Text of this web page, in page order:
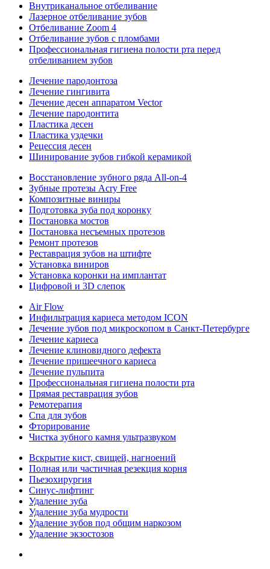
Внутриканальное отбеливание
Лазерное отбеливание зубов
Отбеливание Zoom 4
Отбеливание зубов с пломбами
Профессиональная гигиена полости рта перед
отбеливанием зубов
Лечение пародонтоза
Лечение гингивита
Лечение десен аппаратом Vector
Лечение пародонтита
Пластика десен
Пластика уздечки
Рецессия десен
Шинирование зубов гибкой керамикой
Восстановление зубного ряда All‑on‑4
Зубные протезы Acry Free
Композитные виниры
Подготовка зуба под коронку
Постановка мостов
Постановка несъемных протезов
Ремонт протезов
Реставрация зубов на штифте
Установка виниров
Установка коронки на имплантат
Цифровой и 3D слепок
Air Flow
Инфильтрация кариеса методом ICON
Лечение зубов под микроскопом в Санкт-Петербурге
Лечение кариеса
Лечение клиновидного дефекта
Лечение пришеечного кариеса
Лечение пульпита
Профессиональная гигиена полости рта
Прямая реставрация зубов
Ремотерапия
Спа для зубов
Фторирование
Чистка зубного камня ультразвуком
Вскрытие кист, свищей, нагноений
Полная или частичная резекция корня
Пьезохирургия
Синус-лифтинг
Удаление зуба
Удаление зуба мудрости
Удаление зубов под общим наркозом
Удаление экзостозов